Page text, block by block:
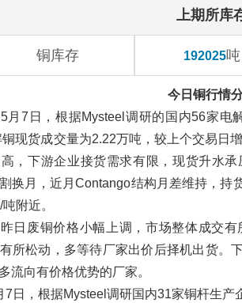
上期所库
铜库存 192025吨
今日铜行情
月7日，根据Mysteel调研的国内56家电
现货成交量为2.22万吨，较上个交易日
，下游企业接货需求有限，现货升水
换月，近月Contango结构月差维持，
附近。
日废铜价格小幅上调，市场整体成交
所松动，多等待厂家出价后择机出货。
流向有价格优势的厂家。
7日，根据Mysteel调研国内31家铜杆生